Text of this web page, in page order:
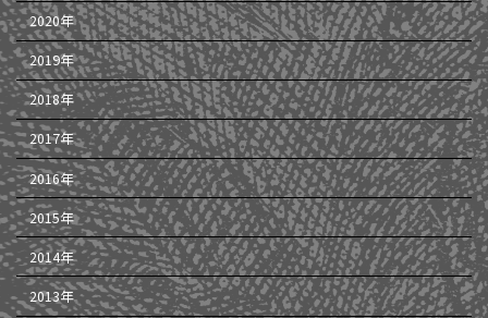
2020年
2019年
2018年
2017年
2016年
2015年
2014年
2013年